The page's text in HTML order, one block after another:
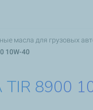
main
масла для грузовых
10W-40​
TIR 8900